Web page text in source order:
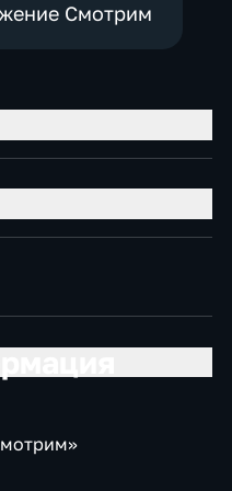
Смотрим